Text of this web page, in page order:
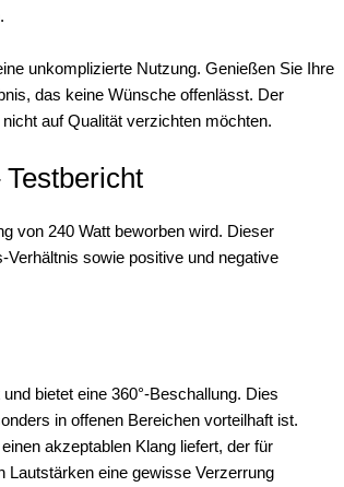
unkomplizierte Nutzung. Genießen Sie Ihre
das keine Wünsche offenlässt. Der
auf Qualität verzichten möchten.
von 240 Watt beworben wird. Dieser
Verhältnis sowie positive und negative
bietet eine 360°-Beschallung. Dies
in offenen Bereichen vorteilhaft ist.
akzeptablen Klang liefert, der für
Lautstärken eine gewisse Verzerrung